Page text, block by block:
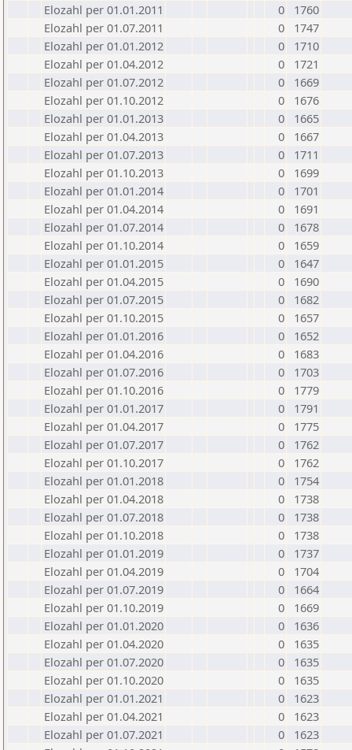
Elozahl per 01.01.2011
0
1760
Elozahl per 01.07.2011
0
1747
Elozahl per 01.01.2012
0
1710
Elozahl per 01.04.2012
0
1721
Elozahl per 01.07.2012
0
1669
Elozahl per 01.10.2012
0
1676
Elozahl per 01.01.2013
0
1665
Elozahl per 01.04.2013
0
1667
Elozahl per 01.07.2013
0
1711
Elozahl per 01.10.2013
0
1699
Elozahl per 01.01.2014
0
1701
Elozahl per 01.04.2014
0
1691
Elozahl per 01.07.2014
0
1678
Elozahl per 01.10.2014
0
1659
Elozahl per 01.01.2015
0
1647
Elozahl per 01.04.2015
0
1690
Elozahl per 01.07.2015
0
1682
Elozahl per 01.10.2015
0
1657
Elozahl per 01.01.2016
0
1652
Elozahl per 01.04.2016
0
1683
Elozahl per 01.07.2016
0
1703
Elozahl per 01.10.2016
0
1779
Elozahl per 01.01.2017
0
1791
Elozahl per 01.04.2017
0
1775
Elozahl per 01.07.2017
0
1762
Elozahl per 01.10.2017
0
1762
Elozahl per 01.01.2018
0
1754
Elozahl per 01.04.2018
0
1738
Elozahl per 01.07.2018
0
1738
Elozahl per 01.10.2018
0
1738
Elozahl per 01.01.2019
0
1737
Elozahl per 01.04.2019
0
1704
Elozahl per 01.07.2019
0
1664
Elozahl per 01.10.2019
0
1669
Elozahl per 01.01.2020
0
1636
Elozahl per 01.04.2020
0
1635
Elozahl per 01.07.2020
0
1635
Elozahl per 01.10.2020
0
1635
Elozahl per 01.01.2021
0
1623
Elozahl per 01.04.2021
0
1623
Elozahl per 01.07.2021
0
1623